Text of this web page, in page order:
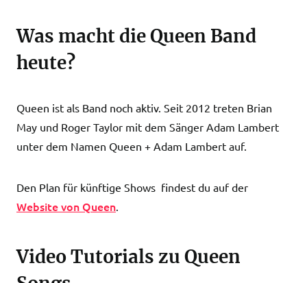
Was macht die Queen Band
heute?
Queen ist als Band noch aktiv. Seit 2012 treten Brian
May und Roger Taylor mit dem Sänger Adam Lambert
unter dem Namen Queen + Adam Lambert auf.
Den Plan für künftige Shows findest du auf der
Website von Queen.
Video Tutorials zu Queen